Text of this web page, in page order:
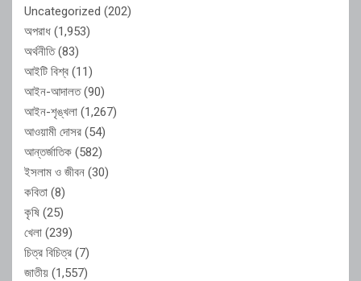
Uncategorized (202)
অপরাধ (1,953)
অর্থনীতি(83)
আইটি বিশ্ব (11)
আইন-আদালত(90)
আইন-শৃঙ্খলা (1,267)
আওয়ামী দোসর (54)
আন্তর্জাতিক (582)
ইসলাম ও জীবন (30)
কবিতা (8)
কৃষি (25)
খেলা (239)
চিত্র বিচিত্র (7)
জাতীয় (1,557)